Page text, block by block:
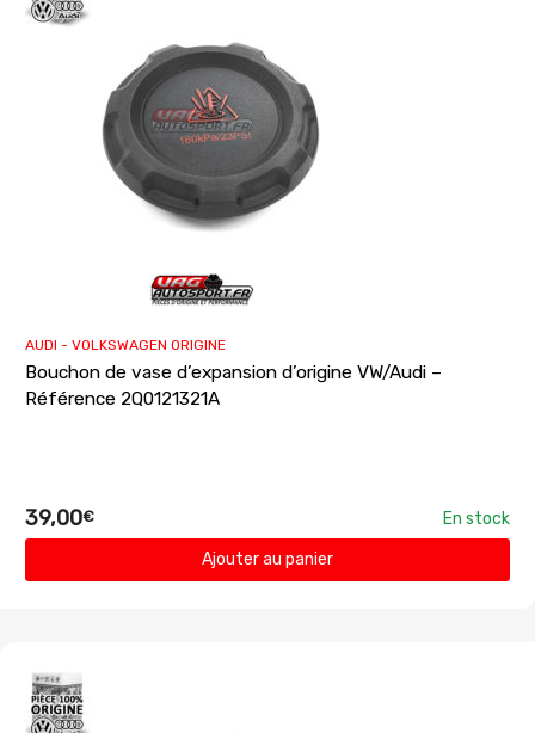
AUDI - VOLKSWAGEN ORIGINE
Bouchon de vase d’expansion d’origine VW/Audi –
Référence 2Q0121321A
39,00€
En stock
Ajouter au panier